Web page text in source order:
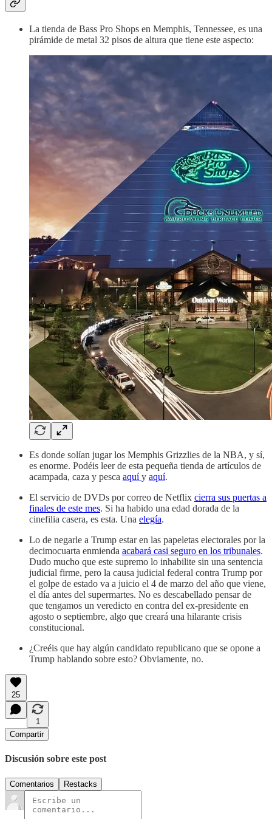
La tienda de Bass Pro Shops en Memphis, Tennessee, es una
pirámide de metal 32 pisos de altura que tiene este aspecto:
Es donde solían jugar los Memphis Grizzlies de la NBA, y sí,
es enorme. Podéis leer de esta pequeña tienda de artículos de
acampada, caza y pesca aquíy aquí.
El servicio de DVDs por correo de Netflix cierra sus puertas a
finales de este mes. Si ha habido una edad dorada de la
cinefilia casera, es esta. Una elegía.
Lo de negarle a Trump estar en las papeletas electorales por la
decimocuarta enmienda acabará casi seguro en los tribunales.
Dudo mucho que este supremo lo inhabilite sin una sentencia
judicial firme, pero la causa judicial federal contra Trump por
el golpe de estado va a juicio el 4 de marzo del año que viene,
el día antes del supermartes. No es descabellado pensar de
que tengamos un veredicto en contra del ex-presidente en
agosto o septiembre, algo que creará una hilarante crisis
constitucional.
¿Creéis que hay algún candidato republicano que se opone a
Trump hablando sobre esto? Obviamente, no.
25
1
Compartir
Discusión sobre este post
Comentarios Restacks